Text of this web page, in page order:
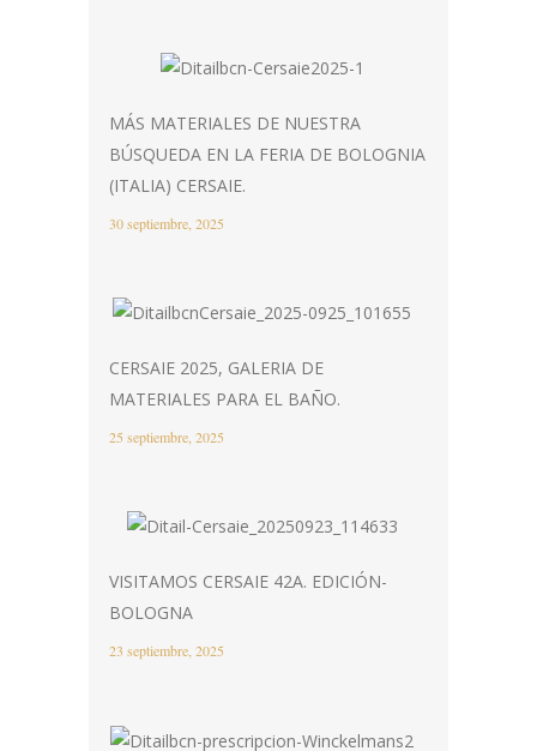
MÁS MATERIALES DE NUESTRA
BÚSQUEDA EN LA FERIA DE BOLOGNIA
(ITALIA) CERSAIE.
30 septiembre, 2025
CERSAIE 2025, GALERIA DE
MATERIALES PARA EL BAÑO.
25 septiembre, 2025
VISITAMOS CERSAIE 42A. EDICIÓN-
BOLOGNA
23 septiembre, 2025